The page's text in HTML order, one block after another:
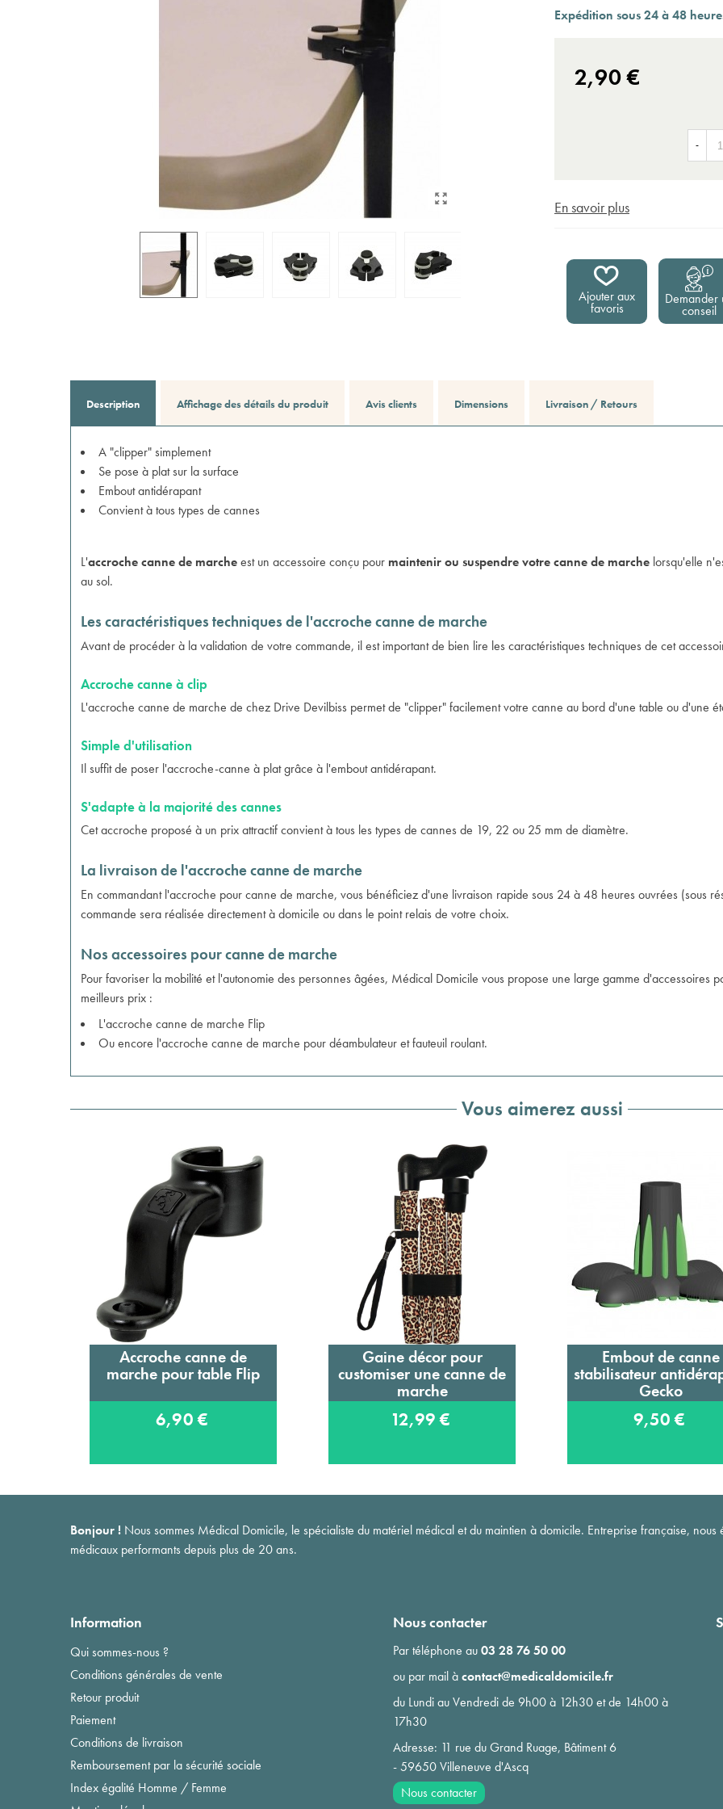
Expédition sous 24 à 48
2,90 €
-
En savoir plus
Ajouter aux
favoris
Demander
conseil
Description Affichage des détails du produit Avis clients Dimensions Livraison / Retours
A "clipper" simplement
Se pose à plat sur la surface
Embout antidérapant
Convient à tous types de cannes
L'accroche canne de marcheest un accessoire conçu pour maintenir ou suspendre votre canne de marche lorsqu'elle
au sol.
Les caractéristiques techniques de l'accroche canne de marche
Avant de procéder à la validation de votre commande, il est important de bien lire les caractéristiques techniques de cet
Accroche canne à clip
L'accroche canne de marche de chez Drive Devilbiss permet de "clipper" facilement votre canne au bord d'une table ou d'une
Simple d'utilisation
Il suffit de poser l'accroche-canne à plat grâce à l'embout antidérapant.
S'adapte à la majorité des cannes
Cet accroche proposé à un prix attractif convient à tous les types de cannes de 19, 22 ou 25 mm de diamètre.
La livraison de l'accroche canne de marche
En commandant l'accroche pour canne de marche, vous bénéficiez d'une livraison rapide sous 24 à 48 heures ouvrées (sous
commande sera réalisée directement à domicile ou dans le point relais de votre choix.
Nos accessoires pour canne de marche
Pour favoriser la mobilité et l'autonomie des personnes âgées, Médical Domicile vous propose une large gamme d'accessoires
meilleurs prix :
L'accroche canne de marche Flip
Ou encore l'accroche canne de marche pour déambulateur et fauteuil roulant.
Vous aimerez aussi
Ajouter au panier
Accroche canne de
marche pour table Flip
6,90 €
Ajouter au panier
Gaine décor pour
customiser une canne de
marche
12,99 €
Ajouter au panier
Embout de canne
stabilisateur
Gecko
9,50 €
Bonjour ! Nous sommes Médical Domicile, le spécialiste du matériel médical et du maintien à domicile. Entreprise française,
médicaux performants depuis plus de 20 ans.
Information
Qui sommes-nous ?
Conditions générales de vente
Retour produit
Paiement
Conditions de livraison
Remboursement par la sécurité sociale
Index égalité Homme / Femme
Nous contacter
Par téléphone au03 28 76 50 00
ou par mail àcontact@medicaldomicile.fr
du Lundi au Vendredi de 9h00 à 12h30 et de 14h00 à
17h30
Adresse: 11 rue du Grand Ruage, Bâtiment 6
- 59650 Villeneuve d'Ascq
Nous contacter